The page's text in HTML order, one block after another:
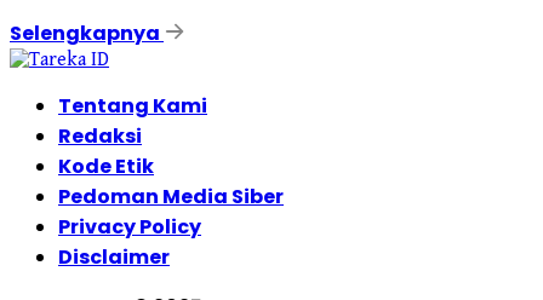
Selengkapnya
Tentang Kami
Redaksi
Kode Etik
Pedoman Media Siber
Privacy Policy
Disclaimer